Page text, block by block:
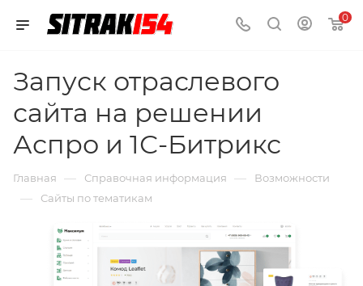
0
Запуск отраслевого
сайта на решении
Аспро и 1С-Битрикс
Главная — Справочная информация — Возможности
— Сайты по тематикам